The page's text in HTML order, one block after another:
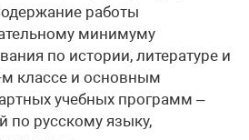
работы
минимуму
по истории, литературе и
классе и основным
учебных программ –
русскому языку,